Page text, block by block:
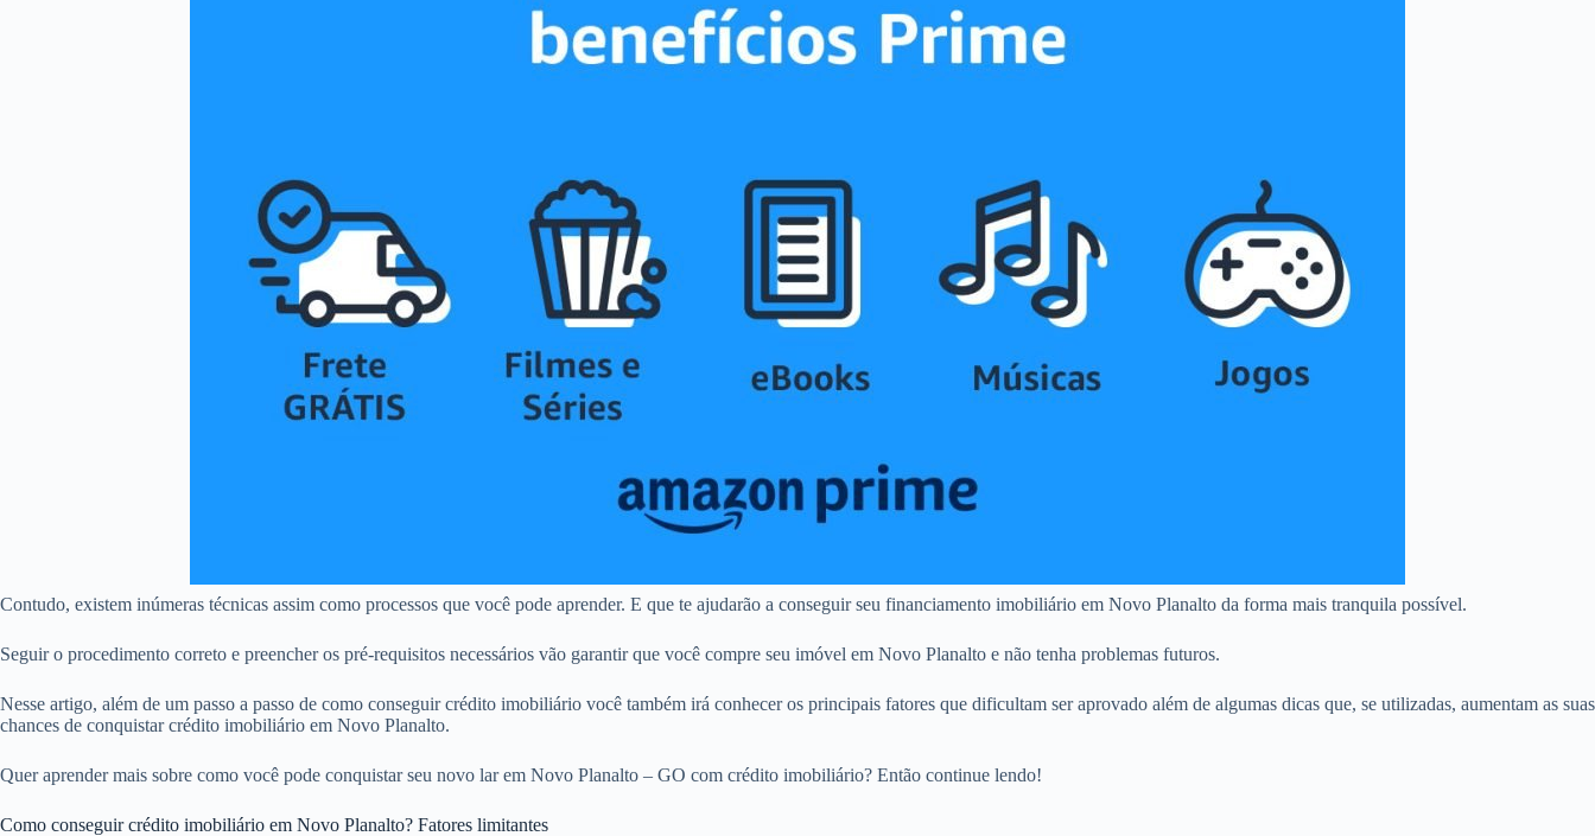
Contudo, existem inúmeras técnicas assim como processos que você pode aprender. E que te ajudarão a conseguir seu financiamento imobiliário em Novo Planalto da forma mais tranquila possível.
Seguir o procedimento correto e preencher os pré-requisitos necessários vão garantir que você compre seu imóvel em Novo Planalto e não tenha problemas futuros.
Nesse artigo, além de um passo a passo de como conseguir crédito imobiliário você também irá conhecer os principais fatores que dificultam ser aprovado além de algumas dicas que, se utilizadas, aumentam as suas
chances de conquistar crédito imobiliário em Novo Planalto.
Quer aprender mais sobre como você pode conquistar seu novo lar em Novo Planalto – GO com crédito imobiliário? Então continue lendo!
Como conseguir crédito imobiliário em Novo Planalto? Fatores limitantes